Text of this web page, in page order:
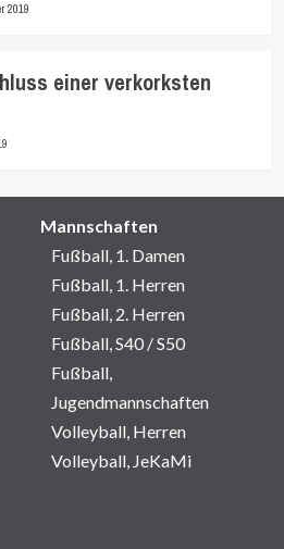
2019
einer verkorksten
Mannschaften
Fußball, 1. Damen
Fußball, 1. Herren
Fußball, 2. Herren
Fußball, S40 / S50
Fußball,
Jugendmannschaften
Volleyball, Herren
Volleyball, JeKaMi